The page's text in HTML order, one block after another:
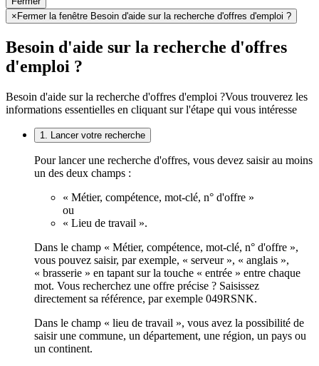
× Fermer la fenêtre Besoin d'aide sur la recherche d'offres d'emploi ?
Besoin d'aide sur la recherche d'offres
d'emploi ?
Besoin d'aide sur la recherche d'offres d'emploi ?Vous trouverez les
informations essentielles en cliquant sur l'étape qui vous intéresse
1. Lancer votre recherche
Pour lancer une recherche d'offres, vous devez saisir au moins
un des deux champs :
« Métier, compétence, mot-clé, n° d'offre »
ou
« Lieu de travail ».
Dans le champ « Métier, compétence, mot-clé, n° d'offre »,
vous pouvez saisir, par exemple, « serveur », « anglais »,
« brasserie » en tapant sur la touche « entrée » entre chaque
mot. Vous recherchez une offre précise ? Saisissez
directement sa référence, par exemple 049RSNK.
Dans le champ « lieu de travail », vous avez la possibilité de
saisir une commune, un département, une région, un pays ou
un continent.